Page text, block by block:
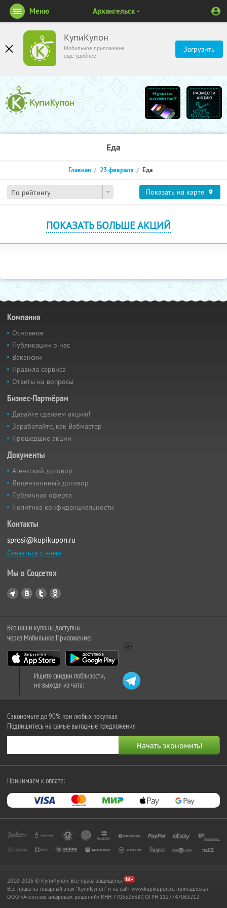
КупиКупон
Мобильное приложение
ещё удобнее
Загрузить
Меню Архангельск
Еда
По рейтингу
Главная 23 февраля Еда
Показать на карте
ПОКАЗАТЬ БОЛЬШЕ АКЦИЙ
Компания
Основное
Публикации о нас
Вакансии
Правила сервиса
Ответы на вопросы
Бизнес-Партнёрам
Давайте сделаем акцию!
Заработайте, как Вебмастер
Прошедшие акции
Документы
Агентский договор
Лицензионный договор
Публичная оферта
Политика конфиденциальности
Контакты
sprosi@kupikupon.ru
Связаться с нами
Мы в Соцсетях
Все наши купоны доступны
через Мобильное Приложение:
Ищите скидки поблизости,
не выходя из чата:
Сэкономьте до 90% при любых покупках
Подпишитесь на самые выгодные предложения
Принимаем к оплате:
2010-2026 © КупиКупон. Все права защищены.
Все права на товарный знак "КупиКупон" и на сайт www.kupikupon.ru принадлежат
OOO «Агентство цифровых решений» ИНН 7705523387, ОГРН 1127747063212